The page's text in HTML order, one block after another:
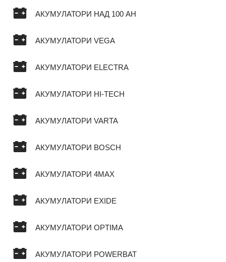
АКУМУЛАТОРИ НАД 100 AH
АКУМУЛАТОРИ VEGA
АКУМУЛАТОРИ ELECTRA
АКУМУЛАТОРИ HI-TECH
АКУМУЛАТОРИ VARTA
АКУМУЛАТОРИ BOSCH
АКУМУЛАТОРИ 4MAX
АКУМУЛАТОРИ EXIDE
АКУМУЛАТОРИ OPTIMA
АКУМУЛАТОРИ POWERBAT